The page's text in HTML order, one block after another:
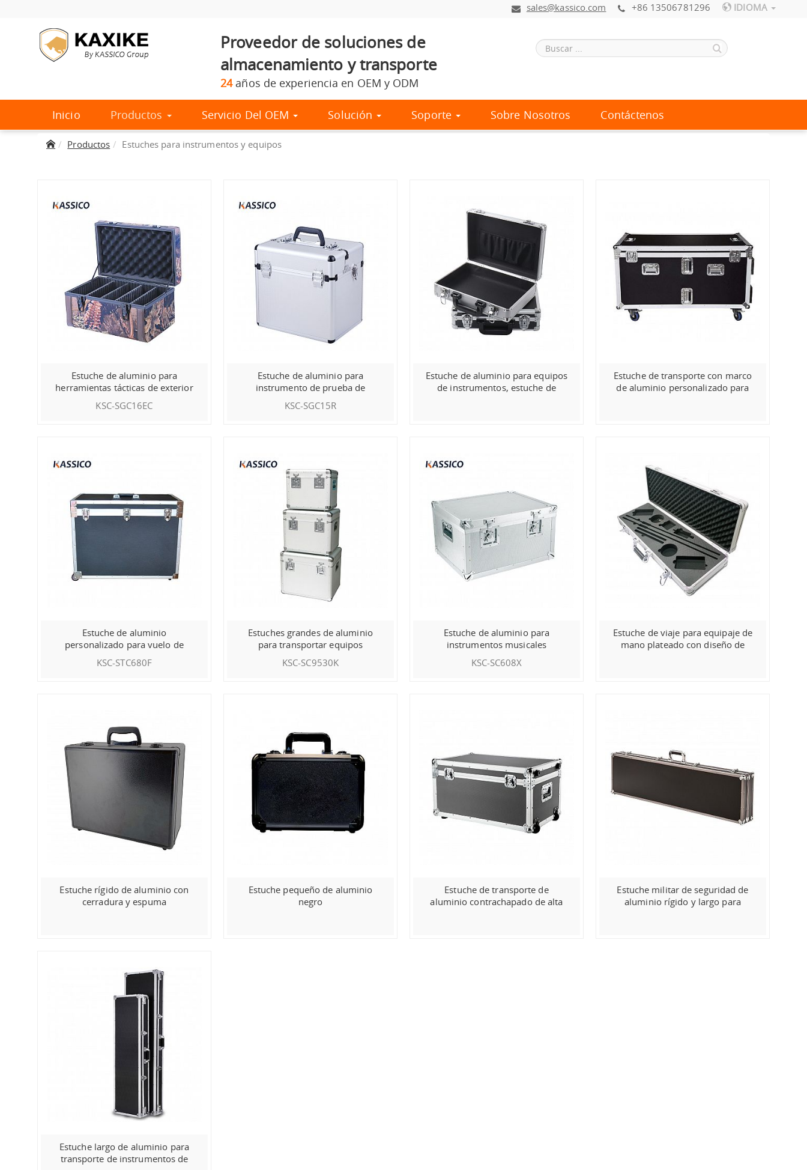
sales@kassico.com +86 13506781296 IDIOMA
Proveedor de soluciones de
almacenamiento y transporte
24años de experiencia en OEM y ODM
Inicio Productos Servicio Del OEM Solución Soporte Sobre Nosotros Contáctenos
Productos Estuches para instrumentos y equipos
Estuche de aluminio para
herramientas tácticas de exterior
KSC-SGC16EC
Estuche de aluminio para
instrumento de prueba de
KSC-SGC15R
Estuche de aluminio para equipos
de instrumentos, estuche de
Estuche de transporte con marco
de aluminio personalizado para
Estuche de aluminio
personalizado para vuelo de
KSC-STC680F
Estuches grandes de aluminio
para transportar equipos
KSC-SC9530K
Estuche de aluminio para
instrumentos musicales
KSC-SC608X
Estuche de viaje para equipaje de
mano plateado con diseño de
Estuche rígido de aluminio con
cerradura y espuma
Estuche pequeño de aluminio
negro
Estuche de transporte de
aluminio contrachapado de alta
Estuche militar de seguridad de
aluminio rígido y largo para
Estuche largo de aluminio para
transporte de instrumentos de